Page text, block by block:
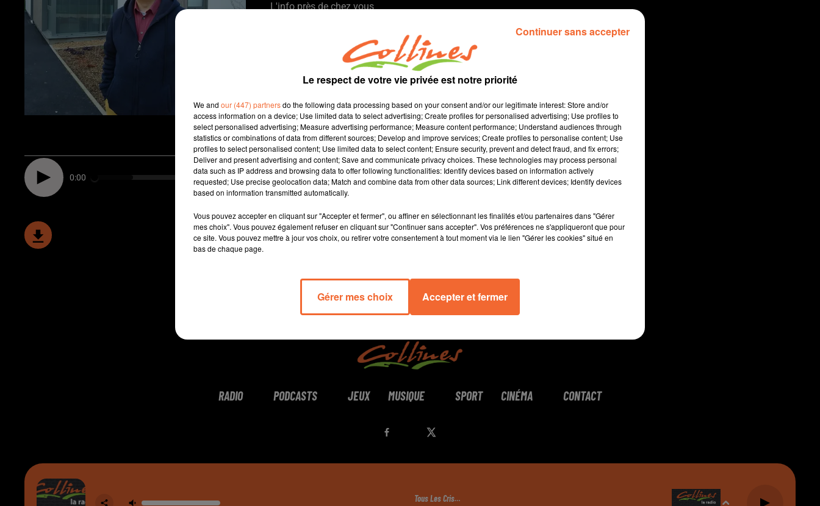
L'info près de chez vous
- Les 70 ans de l'appel de l'Abbé Pierre ont été célébrés hier en
Bocage Bressuirais
- Les centre socio-culturels sont confrontés à des soucis
financiers
- Les élus de l'Agglo2B ont approuvé le lancement d'une étude
de faisabilité concernant le co-voiturage
- A Thouars ce vendredi sera inauguré le nouveau centre
technique municipal dirigé par Hok Prathana Choun (photo)...
0:00 11 min 40 sec
RADIO PODCASTS JEUX MUSIQUE SPORT CINÉMA CONTACT
Tous Les Cris…
Le respect de votre vie privée est notre priorité
We and our (447) partnersdo the following data processing based on your consent and/or our legitimate interest: Store and/or
access information on a device; Use limited data to select advertising; Create profiles for personalised advertising; Use profiles to
select personalised advertising; Measure advertising performance; Measure content performance; Understand audiences through
statistics or combinations of data from different sources; Develop and improve services; Create profiles to personalise content; Use
profiles to select personalised content; Use limited data to select content; Ensure security, prevent and detect fraud, and fix errors;
Deliver and present advertising and content; Save and communicate privacy choices. These technologies may process personal
data such as IP address and browsing data to offer following functionalities: Identify devices based on information actively
requested; Use precise geolocation data; Match and combine data from other data sources; Link different devices; Identify devices
based on information transmitted automatically.
Vous pouvez accepter en cliquant sur "Accepter et fermer", ou affiner en sélectionnant les finalités et/ou partenaires dans "Gérer
mes choix". Vous pouvez également refuser en cliquant sur "Continuer sans accepter". Vos préférences ne s'appliqueront que pour
ce site. Vous pouvez mettre à jour vos choix, ou retirer votre consentement à tout moment via le lien "Gérer les cookies" situé en
bas de chaque page.
Gérer mes choix Accepter et fermer
Continuer sans accepter